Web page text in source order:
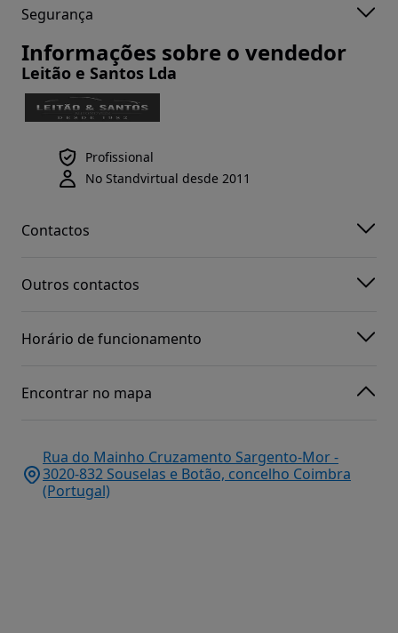
Segurança
Informações sobre o vendedor
Leitão e Santos Lda
Profissional
No Standvirtual desde 2011
Contactos
Outros contactos
Horário de funcionamento
Encontrar no mapa
Rua do Mainho Cruzamento Sargento-Mor -
3020-832 Souselas e Botão, concelho Coimbra
(Portugal)